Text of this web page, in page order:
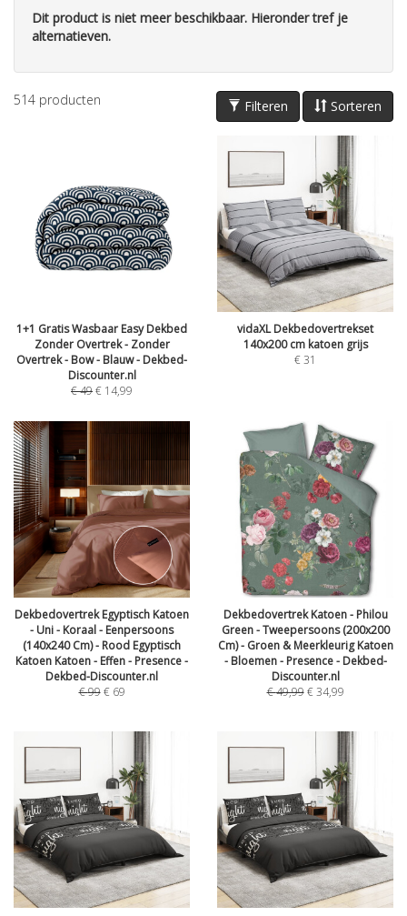
Dit product is niet meer beschikbaar. Hieronder tref je
alternatieven.
Sorteren
Filteren
514 producten
1+1 Gratis Wasbaar Easy Dekbed
Zonder Overtrek - Zonder
Overtrek - Bow - Blauw - Dekbed-
Discounter.nl
€49€ 14,99
vidaXL Dekbedovertrekset
140x200 cm katoen grijs
€31
Dekbedovertrek Egyptisch Katoen
- Uni - Koraal - Eenpersoons
(140x240 Cm) - Rood Egyptisch
Katoen Katoen - Effen - Presence -
Dekbed-Discounter.nl
€99 € 69
Dekbedovertrek Katoen - Philou
Green - Tweepersoons (200x200
Cm) - Groen & Meerkleurig Katoen
- Bloemen - Presence - Dekbed-
Discounter.nl
€49,99 €34,99